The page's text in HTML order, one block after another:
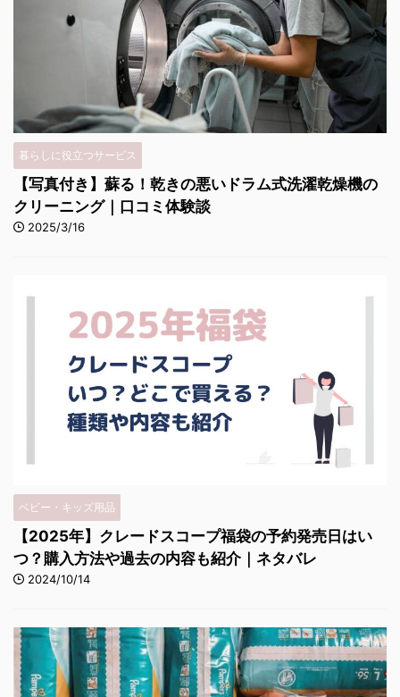
暮らしに役立つサービス
【写真付き】蘇る！乾きの悪いドラム式洗濯乾燥機の
クリーニング｜口コミ体験談
2025/3/16
ベビー・キッズ用品
【2025年】クレードスコープ福袋の予約発売日はい
つ？購入方法や過去の内容も紹介｜ネタバレ
2024/10/14